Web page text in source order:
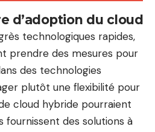
d’adoption du cloud
technologiques rapides,
prendre des mesures pour
des technologies
plutôt une flexibilité pour
cloud hybride pourraient
fournissent des solutions à